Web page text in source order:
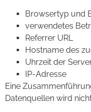
Browsertyp und
verwendetes
Referrer URL
Hostname des
Uhrzeit der
IP-Adresse
Eine
Datenquellen wird